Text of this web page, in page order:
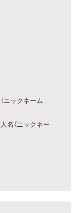
ニックネーム
名（ニックネー